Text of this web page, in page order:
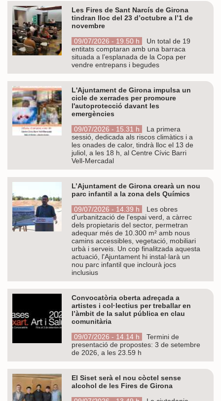
Les Fires de Sant Narcís de Girona
tindran lloc del 23 d’octubre a l’1 de
novembre
09/07/2026 - 19.50 h
Un total de 19
entitats comptaran amb una barraca
situada a l’esplanada de la Copa per
vendre entrepans i begudes
L'Ajuntament de Girona impulsa un
cicle de xerrades per promoure
l'autoprotecció davant les
emergències
09/07/2026 - 15.31 h
La primera
sessió, dedicada als riscos climàtics i a
les onades de calor, tindrà lloc el 13 de
juliol, a les 18 h, al Centre Cívic Barri
Vell-Mercadal
L’Ajuntament de Girona crearà un nou
parc infantil a la zona dels Químics
09/07/2026 - 14.39 h
Les obres
d'urbanització de l'espai verd, a càrrec
dels propietaris del sector, permetran
adequar més de 10.300 m² amb nous
camins accessibles, vegetació, mobiliari
urbà i serveis. Un cop finalitzada aquesta
actuació, l'Ajuntament hi instal·larà un
nou parc infantil que inclourà jocs
inclusius
Convocatòria oberta adreçada a
artistes i col·lectius per treballar en
l’àmbit de la salut pública en clau
comunitària
09/07/2026 - 14.14 h
Termini de
presentació de propostes: 3 de setembre
de 2026, a les 23.59 h
El Siset serà el nou còctel sense
alcohol de les Fires de Girona